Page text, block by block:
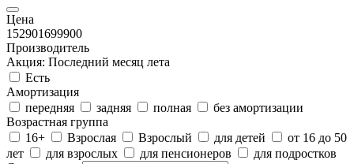
Цена
152901699900
Производитель
Акция: Последний месяц лета
Есть
Амортизация
передняя
задняя полная
без амортизации
Возрастная группа
16+
Взрослая Взрослый для детей
от 16 до 50
лет
для взрослых для пенсионеров
для подростков